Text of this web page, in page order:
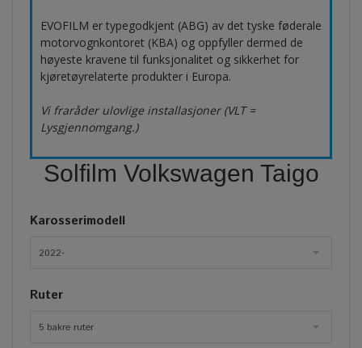
EVOFILM er typegodkjent (ABG) av det tyske føderale
motorvognkontoret (KBA) og oppfyller dermed de
høyeste kravene til funksjonalitet og sikkerhet for
kjøretøyrelaterte produkter i Europa.
Vi fraråder ulovlige installasjoner (VLT =
Lysgjennomgang.)
Solfilm Volkswagen Taigo
Karosserimodell
2022-
Ruter
5 bakre ruter